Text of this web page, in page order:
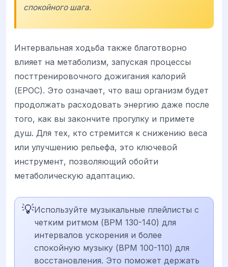
спокойного шага.
Интервальная ходьба также благотворно
влияет на метаболизм, запуская процессы
посттренировочного дожигания калорий
(EPOC). Это означает, что ваш организм будет
продолжать расходовать энергию даже после
того, как вы закончите прогулку и примете
душ. Для тех, кто стремится к снижению веса
или улучшению рельефа, это ключевой
инструмент, позволяющий обойти
метаболическую адаптацию.
💡Используйте музыкальные плейлисты с
четким ритмом (BPM 130-140) для
интервалов ускорения и более
спокойную музыку (BPM 100-110) для
восстановления. Это поможет держать